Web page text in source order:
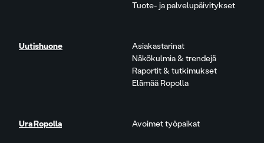
Tuote- ja palvelupäivitykset
Uutishuone
Asiakastarinat
Näkökulmia & trendejä
Raportit & tutkimukset
Elämää Ropolla
Ura Ropolla Avoimet työpaikat